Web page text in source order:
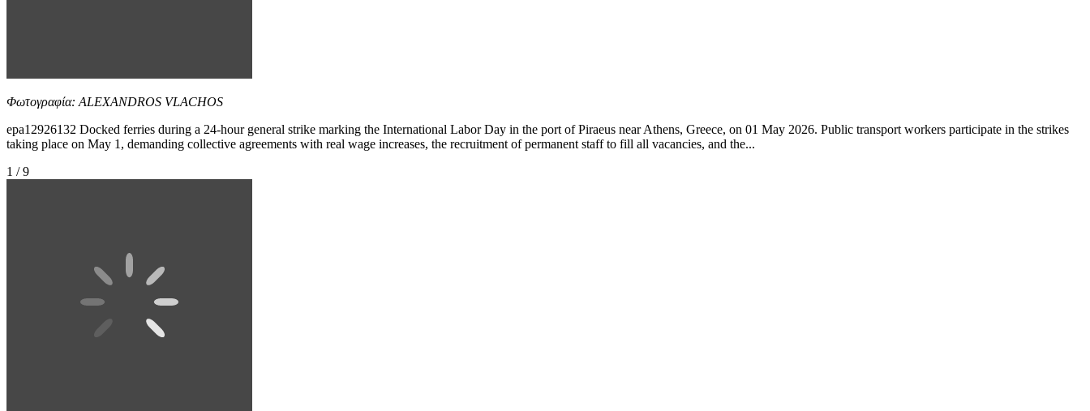
Φωτογραφία: ALEXANDROS VLACHOS
epa12926132 Docked ferries during a 24-hour general strike marking the International Labor Day in the port of Piraeus near Athens, Greece, on 01 May 2026. Public transport workers participate in the strikes
taking place on May 1, demanding collective agreements with real wage increases, the recruitment of permanent staff to fill all vacancies, and the...
1 / 9